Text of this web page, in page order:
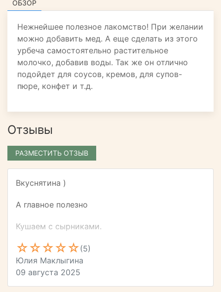
ОБЗОР
Нежнейшее полезное лакомство! При желании
можно добавить мед. А еще сделать из этого
урбеча самостоятельно растительное
молочко, добавив воды. Так же он отлично
подойдет для соусов, кремов, для супов-
пюре, конфет и т.д.
Отзывы
РАЗМЕСТИТЬ ОТЗЫВ
Вкуснятина )
А главное полезно
Кушаем с сырниками.
(5)
Юлия Маклыгина
09 августа 2025